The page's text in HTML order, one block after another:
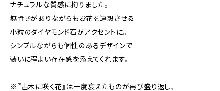
ナチュラルな質感に拘りました。
無骨さがありながらもお花を連想させる
小粒のダイヤモンド石がアクセントに。
シンプルながらも個性のあるデザインで
装いに程よい存在感を添えてくれます。
※『古木に咲く花』は一度衰えたものが再び盛り返し、